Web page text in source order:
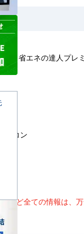
様
ーZ 省エネの達人プレ
モコン
など全ての情報は、